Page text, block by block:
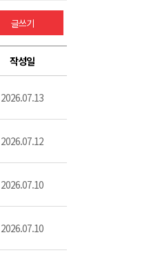
글쓰기
작성일
2026.07.13
2026.07.12
2026.07.10
2026.07.10